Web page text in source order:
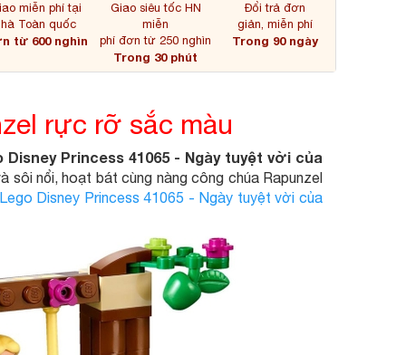
miễn phí tại
Toàn quốc
từ 600 nghìn
Giao siêu tốc HN
miễn
phí đơn từ 250 nghìn
Trong 30 phút
Đổi trả đơn
giản, miễn phí
Trong 90 ngày
rực rỡ sắc màu
Disney Princess 41065 - Ngày tuyệt vời của
sôi nổi, hoạt bát cùng nàng công chúa Rapunzel
Disney Princess 41065 - Ngày tuyệt vời của